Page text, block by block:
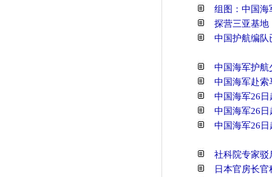
组图：中国海
探营三亚基地
中国护航编队
中国海军护航
中国海军赴索
中国海军26
中国海军26
中国海军26
社科院专家
日本官房长